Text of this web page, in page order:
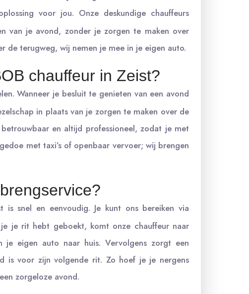
voor jou. Onze deskundige chauffeurs
van je avond, zonder je zorgen te maken over
de terugweg, wij nemen je mee in je eigen auto.
chauffeur in Zeist?
Wanneer je besluit te genieten van een avond
in plaats van je zorgen te maken over de
en altijd professioneel, zodat je met
met taxi’s of openbaar vervoer; wij brengen
is snel en eenvoudig. Je kunt ons bereiken via
je rit hebt geboekt, komt onze chauffeur naar
eigen auto naar huis. Vervolgens zorgt een
is voor zijn volgende rit. Zo hoef je je nergens
zorgeloze avond.